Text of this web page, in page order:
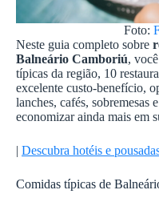
Foto:
Neste guia completo sobre
Balneário Camboriú,
típicas da região, 10
excelente custo-benefício,
lanches, cafés, sobremesas
economizar ainda mais em
| Descubra hotéis e
Comidas típicas de